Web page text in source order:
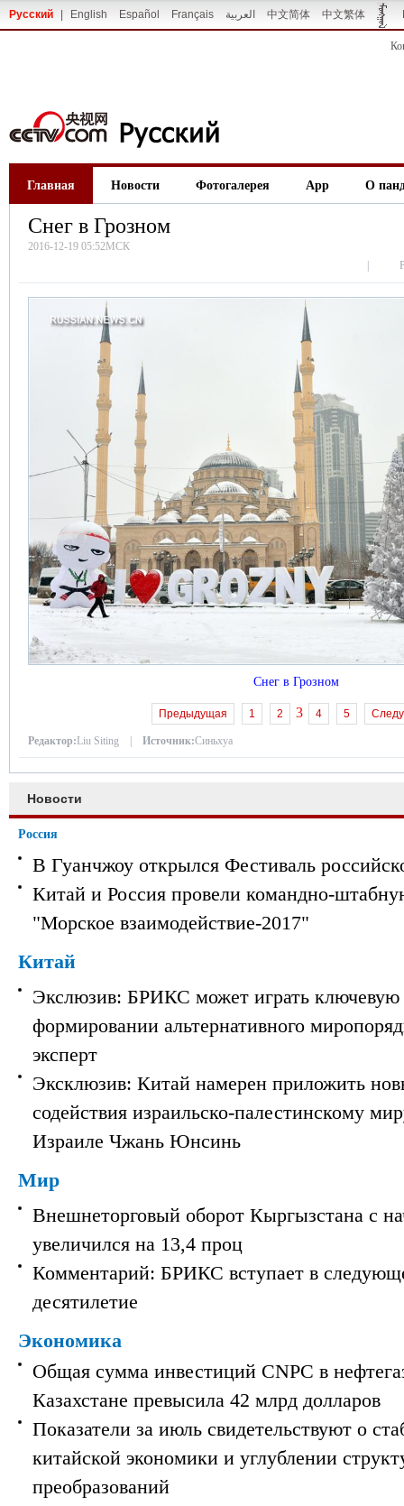
Русский English Español Français العربية 中文简体 中文繁体
Главная Новости Фотогалерея App О
Снег в Грозном
2016-12-19 05:52МСК
Снег в Грозном
Предыдущая 1 2 3 4 5
Редактор:Liu Siting | Источник:Синьхуа
Новости
Россия
В Гуанчжоу открылся Фестиваль
Китай и Россия провели командно-
"Морское взаимодействие-2017"
Китай
Экслюзив: БРИКС может играть ключевую
формировании альтернативного
эксперт
Эксклюзив: Китай намерен приложить
содействия израильско-палестинскому
Израиле Чжань Юнсинь
Мир
Внешнеторговый оборот Кыргызстана с
увеличился на 13,4 проц
Комментарий: БРИКС вступает в
десятилетие
Экономика
Общая сумма инвестиций CNPC в
Казахстане превысила 42 млрд долларов
Показатели за июль свидетельствуют о
китайской экономики и углублении
преобразований